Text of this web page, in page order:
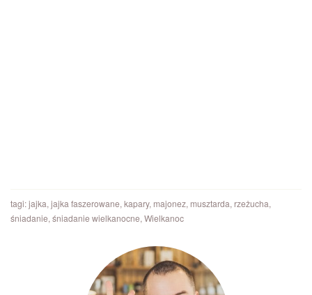
tagi:jajka, jajka faszerowane, kapary, majonez, musztarda, rzeżucha,
śniadanie, śniadanie wielkanocne, Wielkanoc